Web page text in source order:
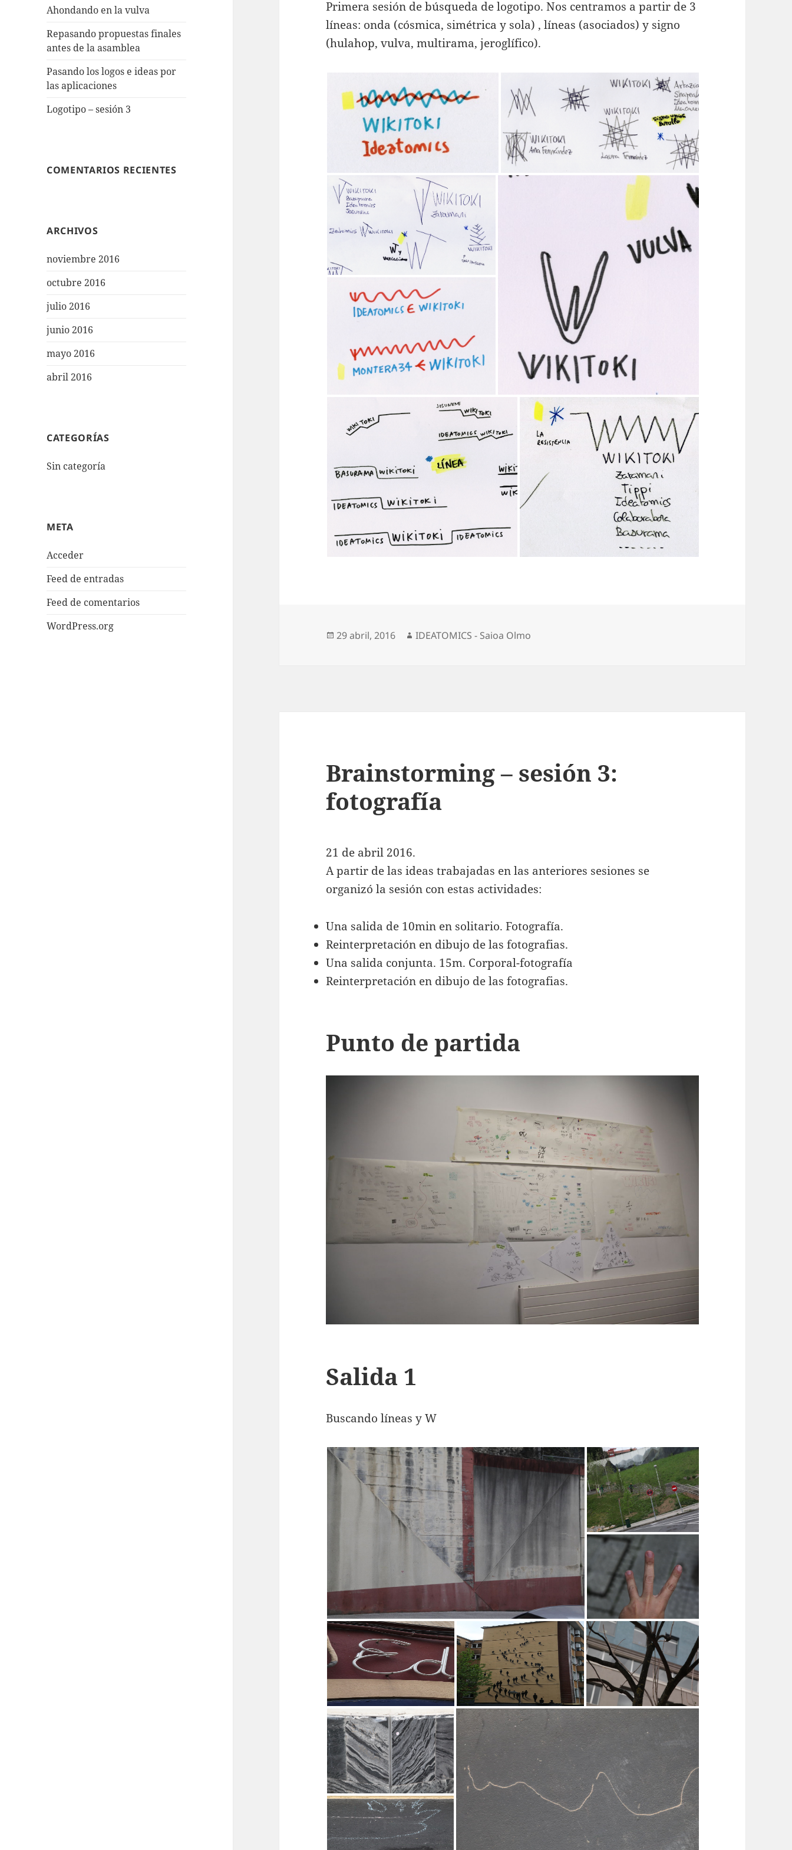
Ahondando en la vulva
Repasando propuestas finales
antes de la asamblea
Pasando los logos e ideas por
las aplicaciones
Logotipo – sesión 3
COMENTARIOS RECIENTES
ARCHIVOS
noviembre 2016
octubre 2016
julio 2016
junio 2016
mayo 2016
abril 2016
CATEGORÍAS
Sin categoría
META
Acceder
Feed de entradas
Feed de comentarios
WordPress.org
Primera sesión de búsqueda de logotipo. Nos centramos a partir de 3
líneas: onda (cósmica, simétrica y sola) , líneas (asociados) y signo
(hulahop, vulva, multirama, jeroglífico).
Publicado
29 abril, 2016 Autor
IDEATOMICS - Saioa Olmo
Brainstorming – sesión 3:
fotografía
21 de abril 2016.
A partir de las ideas trabajadas en las anteriores sesiones se
organizó la sesión con estas actividades:
Una salida de 10min en solitario. Fotografía.
Reinterpretación en dibujo de las fotografias.
Una salida conjunta. 15m. Corporal-fotografía
Reinterpretación en dibujo de las fotografias.
Punto de partida
Salida 1
Buscando líneas y W